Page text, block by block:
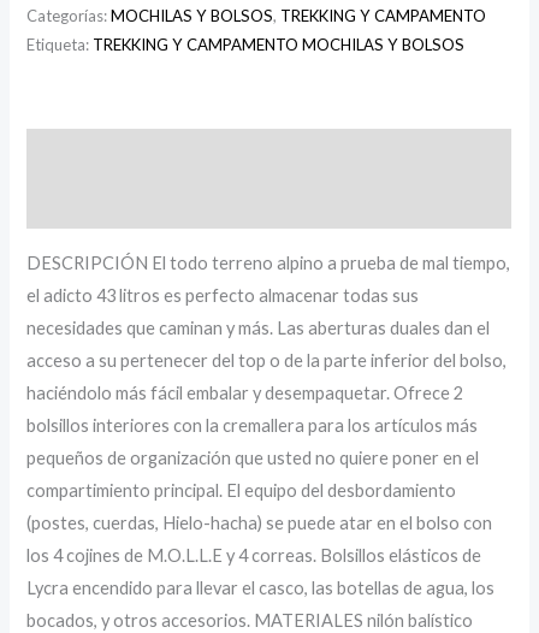
Categorías:MOCHILAS Y BOLSOS, TREKKING Y CAMPAMENTO
Etiqueta: TREKKING Y CAMPAMENTO MOCHILAS Y BOLSOS
DESCRIPCIÓN El todo terreno alpino a prueba de mal tiempo,
el adicto 43 litros es perfecto almacenar todas sus
necesidades que caminan y más. Las aberturas duales dan el
acceso a su pertenecer del top o de la parte inferior del bolso,
haciéndolo más fácil embalar y desempaquetar. Ofrece 2
bolsillos interiores con la cremallera para los artículos más
pequeños de organización que usted no quiere poner en el
compartimiento principal. El equipo del desbordamiento
(postes, cuerdas, Hielo-hacha) se puede atar en el bolso con
los 4 cojines de M.O.L.L.E y 4 correas. Bolsillos elásticos de
Lycra encendido para llevar el casco, las botellas de agua, los
bocados, y otros accesorios. MATERIALES nilón balístico